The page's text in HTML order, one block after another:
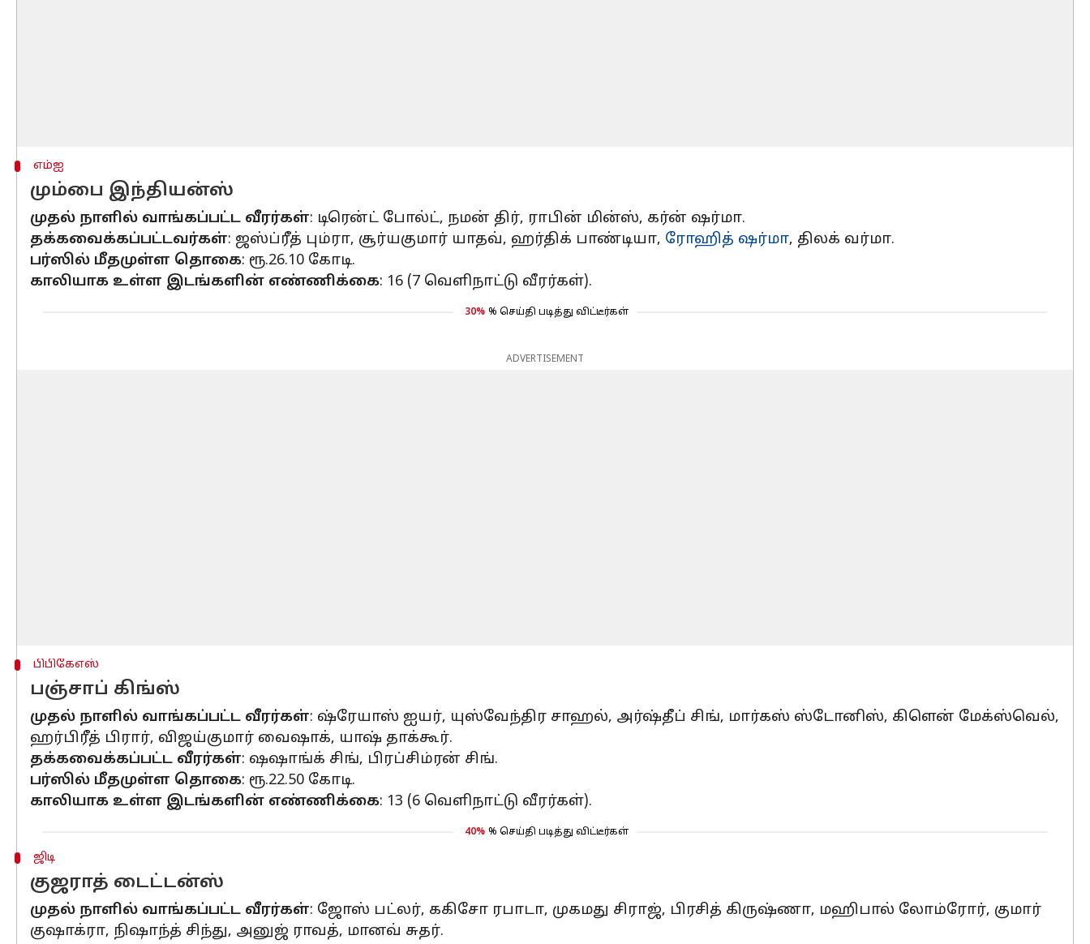
எம்ஐ
மும்பை இந்தியன்ஸ்
முதல் நாளில் வாங்கப்பட்ட வீரர்கள்: டிரென்ட் போல்ட், நமன் திர், ராபின் மின்ஸ், கர்ன் ஷர்மா.
தக்கவைக்கப்பட்டவர்கள்: ஜஸ்ப்ரீத் பும்ரா, சூர்யகுமார் யாதவ், ஹர்திக் பாண்டியா, ரோஹித் ஷர்மா, திலக் வர்மா.
பர்ஸில் மீதமுள்ள தொகை: ரூ.26.10 கோடி.
காலியாக உள்ள இடங்களின் எண்ணிக்கை: 16 (7 வெளிநாட்டு வீரர்கள்).
30% % செய்தி படித்து விட்டீர்கள்
ADVERTISEMENT
பிபிகேஎஸ்
பஞ்சாப் கிங்ஸ்
முதல் நாளில் வாங்கப்பட்ட வீரர்கள்: ஷ்ரேயாஸ் ஐயர், யுஸ்வேந்திர சாஹல், அர்ஷ்தீப் சிங், மார்கஸ் ஸ்டோனிஸ், கிளென் மேக்ஸ்வெல்,
ஹர்பிரீத் பிரார், விஜய்குமார் வைஷாக், யாஷ் தாக்கூர்.
தக்கவைக்கப்பட்ட வீரர்கள்: ஷஷாங்க் சிங், பிரப்சிம்ரன் சிங்.
பர்ஸில் மீதமுள்ள தொகை: ரூ.22.50 கோடி.
காலியாக உள்ள இடங்களின் எண்ணிக்கை: 13 (6 வெளிநாட்டு வீரர்கள்).
40% % செய்தி படித்து விட்டீர்கள்
ஜிடி
குஜராத் டைட்டன்ஸ்
முதல் நாளில் வாங்கப்பட்ட வீரர்கள்: ஜோஸ் பட்லர், ககிசோ ரபாடா, முகமது சிராஜ், பிரசித் கிருஷ்ணா, மஹிபால் லோம்ரோர், குமார்
குஷாக்ரா, நிஷாந்த் சிந்து, அனுஜ் ராவத், மானவ் சுதர்.